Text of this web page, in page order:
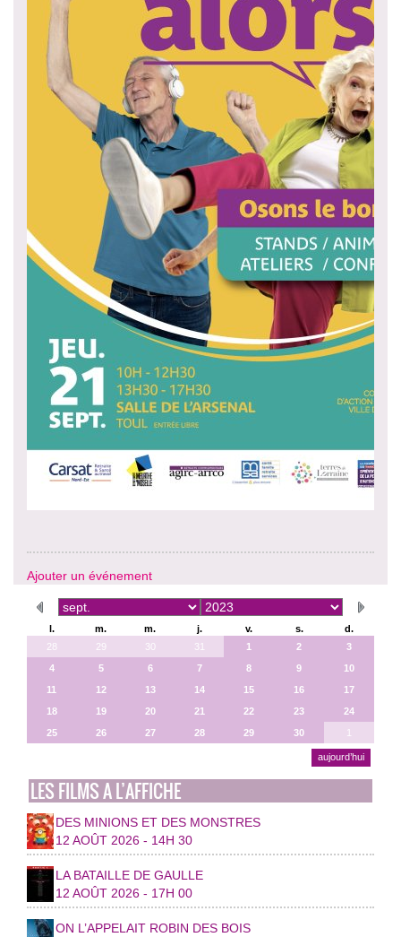
Ajouter un événement
l. m. m. j. v. s.
d.
28
29 30 31 1 2
3
4
5 6 7 8 9
10
11
12 13 14 15 16
17
18
19 20 21 22 23
24
25
26 27 28 29 30 1
aujourd’hui
LES FILMS A L’AFFICHE
DES MINIONS ET DES MONSTRES
12 AOÛT 2026 - 14H 30
LA BATAILLE DE GAULLE
12 AOÛT 2026 - 17H 00
ON L’APPELAIT ROBIN DES BOIS